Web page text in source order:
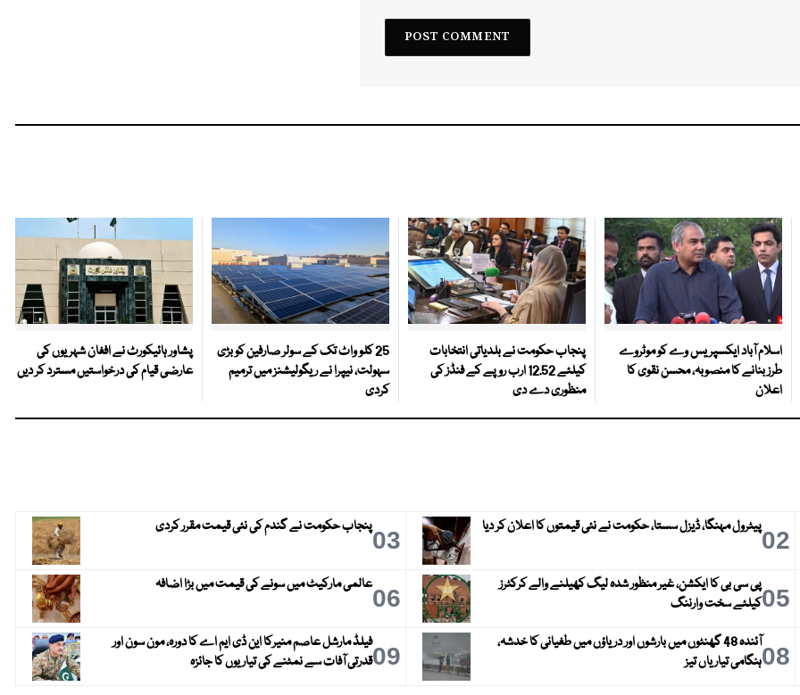
اسلام آباد ایکسپریس وے کو موٹروے
طرز بنانے کا منصوبہ، محسن نقوی کا
اعلان
پنجاب حکومت نے بلدیاتی انتخابات
کیلئے 12.52 ارب روپے کے فنڈز کی
منظوری دے دی
25 کلو واٹ تک کے سولر صارفین کو بڑی
سہولت، نیپرا نے ریگولیشنز میں ترمیم
کردی
پشاور ہائیکورٹ نے افغان شہریوں کی
عارضی قیام کی درخواستیں مسترد کر دیں
02پیٹرول مہنگا، ڈیزل سستا، حکومت نے نئی قیمتوں کا اعلان کر دیا 03پنجاب حکومت نے گندم کی نئی قیمت مقرر کردی
05پی سی بی کا ایکشن، غیر منظور شدہ لیگ کھیلنے والے کرکٹرز
کیلئے سخت وارننگ
06عالمی مارکیٹ میں سونے کی قیمت میں بڑا اضافہ
08
آئندہ 48 گھنٹوں میں بارشوں اور دریاؤں میں طغیانی کا خدشہ،
ہنگامی تیاریاں تیز
09فیلڈ مارشل عاصم منیرکا این ڈی ایم اے کا دورہ، مون سون اور
قدرتی آفات سے نمٹنے کی تیاریوں کا جائزہ